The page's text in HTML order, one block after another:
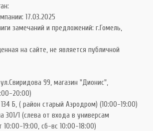
17.03.2025
замечаний и предложений: г.Гомель,
на сайте, не является публичной
99, магазин "Дионис",
20:00)
Б, ( район старый Аэродром) (10:00-19:00)
301/1 (слева от входа в универсам
10:00-19:00, сб-вс 10:00-18:00)